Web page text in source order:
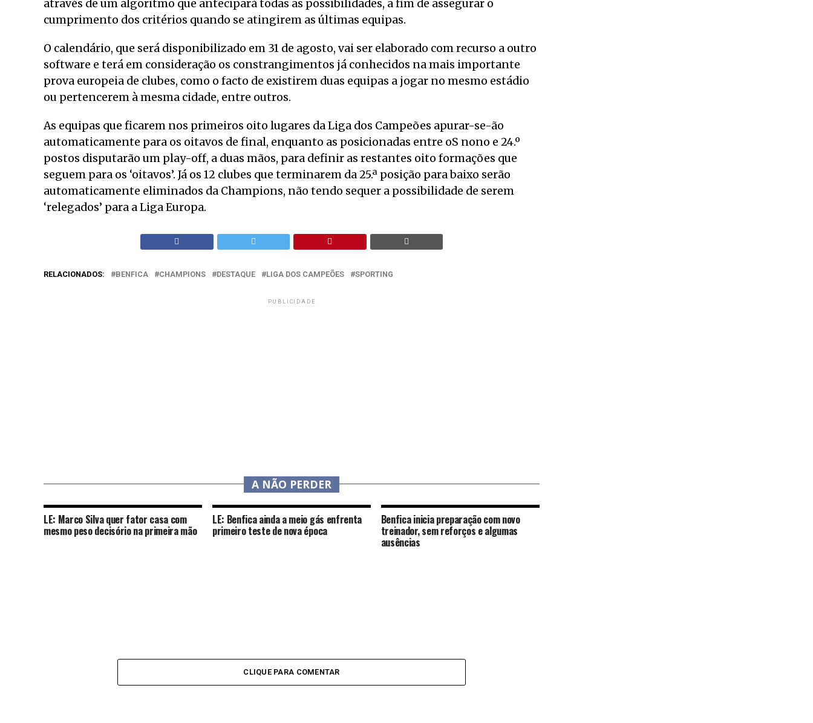
através de um algoritmo que antecipará todas as possibilidades, a fim de assegurar o
cumprimento dos critérios quando se atingirem as últimas equipas.
O calendário, que será disponibilizado em 31 de agosto, vai ser elaborado com recurso a outro
software e terá em consideração os constrangimentos já conhecidos na mais importante
prova europeia de clubes, como o facto de existirem duas equipas a jogar no mesmo estádio
ou pertencerem à mesma cidade, entre outros.
As equipas que ficarem nos primeiros oito lugares da Liga dos Campeões apurar-se-ão
automaticamente para os oitavos de final, enquanto as posicionadas entre oS nono e 24.º
postos disputarão um play-off, a duas mãos, para definir as restantes oito formações que
seguem para os ‘oitavos’. Já os 12 clubes que terminarem da 25.ª posição para baixo serão
automaticamente eliminados da Champions, não tendo sequer a possibilidade de serem
‘relegados’ para a Liga Europa.
RELACIONADOS: BENFICA CHAMPIONS DESTAQUE LIGA DOS CAMPEÕES SPORTING
PUBLICIDADE
A NÃO PERDER
LE: Marco Silva quer fator casa com
mesmo peso decisório na primeira mão
LE: Benfica ainda a meio gás enfrenta
primeiro teste de nova época
Benfica inicia preparação com novo
treinador, sem reforços e algumas
ausências
CLIQUE PARA COMENTAR